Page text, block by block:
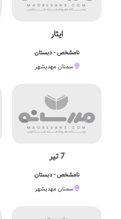
ایثار
نامشخص - دبستان
سمنان مهدیشهر
7 تیر
نامشخص - دبستان
سمنان مهدیشهر